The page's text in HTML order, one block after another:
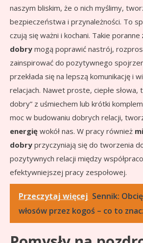
naszym bliskim, że o nich myślimy,
bezpieczeństwa i przynależności. To
czują się ważni i kochani. Takie poranne
dobry mogą poprawić nastrój,
zainspirować do pozytywnego
przekłada się na lepszą komunikację i
relacjach. Nawet proste, ciepłe słowa,
dobry” z uśmiechem lub krótki
moc w budowaniu dobrych relacji,
energię wokół nas. W pracy również
dobry przyczyniają się do tworzenia
pozytywnych relacji między
efektywniejszej pracy zespołowej.
Przeczytaj więcej Sennik:
włosów przez kogoś – co to